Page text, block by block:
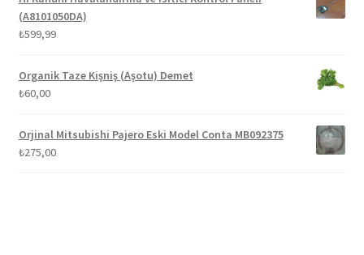
(A8101050DA)
₺599,99
Organik Taze Kişniş (Aşotu) Demet
₺60,00
Orjinal Mitsubishi Pajero Eski Model Conta MB092375
₺275,00